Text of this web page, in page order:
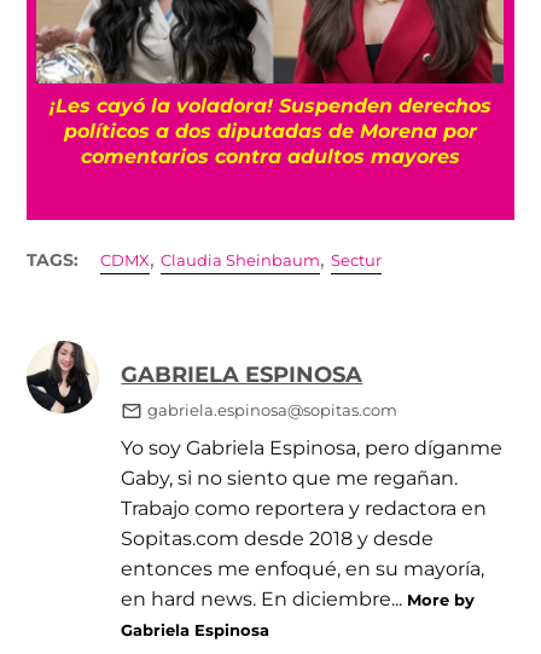
¡Les cayó la voladora! Suspenden derechos
políticos a dos diputadas de Morena por
comentarios contra adultos mayores
TAGS: CDMX,Claudia Sheinbaum,Sectur
GABRIELA ESPINOSA
gabriela.espinosa@sopitas.com
Yo soy Gabriela Espinosa, pero díganme
Gaby, si no siento que me regañan.
Trabajo como reportera y redactora en
Sopitas.com desde 2018 y desde
entonces me enfoqué, en su mayoría,
en hard news. En diciembre... More by
Gabriela Espinosa